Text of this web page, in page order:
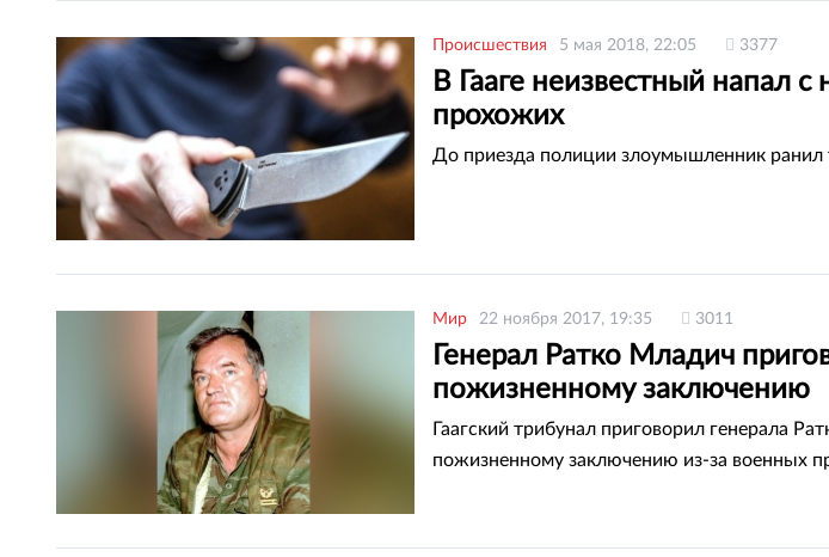
Происшествия 5 мая 2018, 22:05 3377
В Гааге неизвестный напал
прохожих
До приезда полиции злоумышленник ранил
Мир 22 ноября 2017, 19:35 3011
Генерал Ратко Младич
пожизненному заключению
Гаагский трибунал приговорил генерала
пожизненному заключению из-за военных